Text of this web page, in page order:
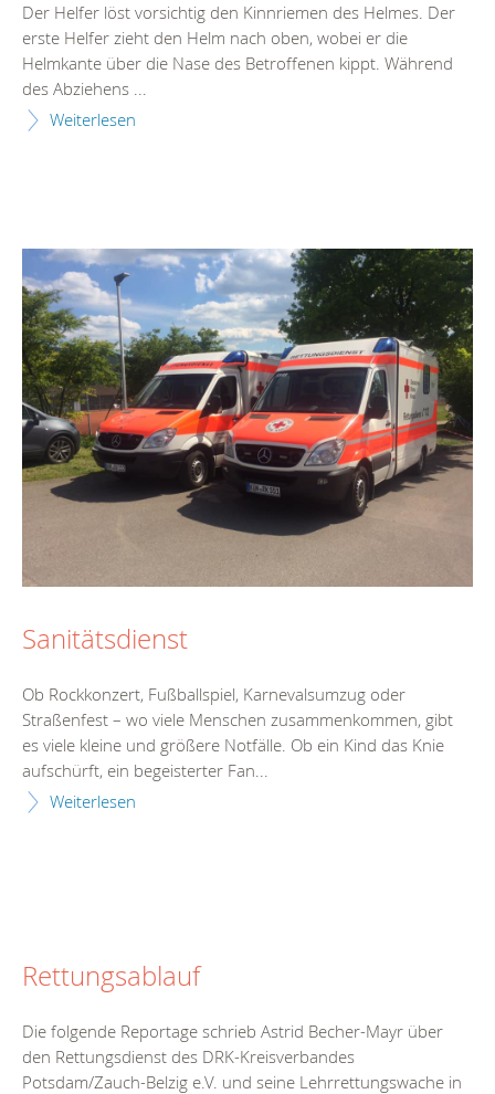
Der Helfer löst vorsichtig den Kinnriemen des Helmes. Der
erste Helfer zieht den Helm nach oben, wobei er die
Helmkante über die Nase des Betroffenen kippt. Während
des Abziehens ...
Weiterlesen
Sanitätsdienst
Ob Rockkonzert, Fußballspiel, Karnevalsumzug oder
Straßenfest – wo viele Menschen zusammenkommen, gibt
es viele kleine und größere Notfälle. Ob ein Kind das Knie
aufschürft, ein begeisterter Fan...
Weiterlesen
Rettungsablauf
Die folgende Reportage schrieb Astrid Becher-Mayr über
den Rettungsdienst des DRK-Kreisverbandes
Potsdam/Zauch-Belzig e.V. und seine Lehrrettungswache in